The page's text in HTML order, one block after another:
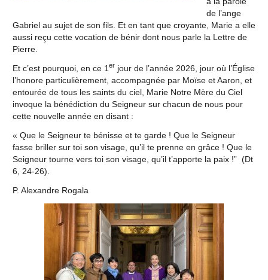
de l’ange
Gabriel au sujet de son fils. Et en tant que croyante, Marie a elle
aussi reçu cette vocation de bénir dont nous parle la Lettre de
Pierre.
Et c’est pourquoi, en ce 1 er jour de l’année 2026, jour où l’Église
l’honore particulièrement, accompagnée par Moïse et Aaron, et
entourée de tous les saints du ciel, Marie Notre Mère du Ciel
invoque la bénédiction du Seigneur sur chacun de nous pour
cette nouvelle année en disant :
« Que le Seigneur te bénisse et te garde ! Que le Seigneur
fasse briller sur toi son visage, qu’il te prenne en grâce ! Que le
Seigneur tourne vers toi son visage, qu’il t’apporte la paix !” (Dt
6, 24-26).
P. Alexandre Rogala